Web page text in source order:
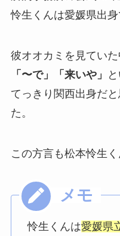
怜生くんは愛媛県出身
彼オオカミを見てい
「〜で」「来いや」
てっきり関西出身だ
た。
この方言も松本怜生
怜生くんは愛媛県